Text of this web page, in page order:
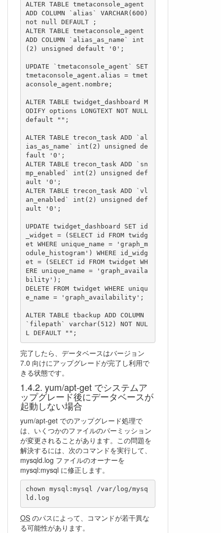
ALTER TABLE tmetaconsole_agent
ADD COLUMN `alias` VARCHAR(600)
not null DEFAULT ;
ALTER TABLE tmetaconsole_agent
ADD COLUMN `alias_as_name` int
(2) unsigned default '0';
UPDATE `tmetaconsole_agent` SET
tmetaconsole_agent.alias = tmet
aconsole_agent.nombre;
ALTER TABLE twidget_dashboard M
ODIFY options LONGTEXT NOT NULL
default "";
ALTER TABLE trecon_task ADD `al
ias_as_name` int(2) unsigned de
fault '0';
ALTER TABLE trecon_task ADD `sn
mp_enabled` int(2) unsigned def
ault '0';
ALTER TABLE trecon_task ADD `vl
an_enabled` int(2) unsigned def
ault '0';
UPDATE twidget_dashboard SET id
_widget = (SELECT id FROM twidg
et WHERE unique_name = 'graph_m
odule_histogram') WHERE id_widg
et = (SELECT id FROM twidget WH
ERE unique_name = 'graph_availa
bility');
DELETE FROM twidget WHERE uniqu
e_name = 'graph_availability';
ALTER TABLE tbackup ADD COLUMN
`filepath` varchar(512) NOT NUL
L DEFAULT "";
完了したら、データベースはバージョン
7.0 向けにアップグレードが完了し利用で
きる状態です。
yum/apt-get でシステムア
ップグレード後にデータベースが
起動しない場合
yum/apt-get でのアップグレード処理で
は、いくつかのファイルのパーミッション
が変更されることがあります。この問題を
解決するには、次のコマンドを実行して、
mysqld.log ファイルのオーナーを
mysql:mysql に修正します。
chown mysql:mysql /var/log/mysq
ld.log
OS のパスによって、コマンドが若干異な
る可能性があります。